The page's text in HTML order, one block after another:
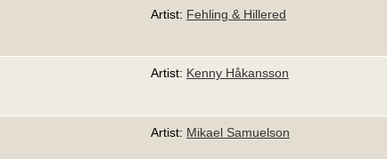
Artist: Fehling & Hillered
Artist: Kenny Håkansson
Artist: Mikael Samuelson